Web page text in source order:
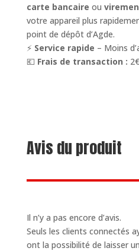
carte bancaire ou
votre appareil plus
point de dépôt d’Agde.
⚡ Service rapide – Moins
💶 Frais de transaction : 2€
Avis du produit
Il n’y a pas encore d’avis.
Seuls les clients connectés
ont la possibilité de laisser